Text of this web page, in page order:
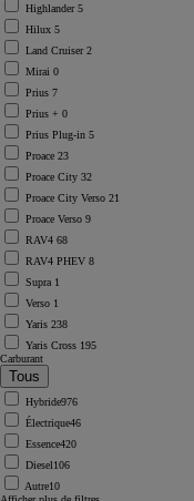
Highlander5
Hilux 5
Land Cruiser2
Mirai 0
Prius 7
Prius + 0
Prius Plug-in 5
Proace 23
Proace City 32
Proace City Verso 21
Proace Verso 9
RAV4 68
RAV4 PHEV 8
Supra 1
Verso 1
Yaris 238
Yaris Cross 195
Carburant
Hybride976
Électrique46
Essence420
Diesel106
Autre10